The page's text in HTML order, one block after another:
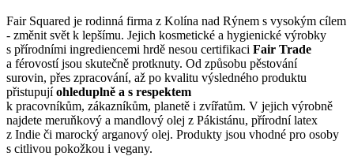
Fair Squared je rodinná firma z Kolína nad Rýnem s vysokým cílem
- změnit svět k lepšímu. Jejich kosmetické a hygienické výrobky
s přírodními ingrediencemi hrdě nesou certifikaci Fair Trade
a férovostí jsou skutečně protknuty. Od způsobu pěstování
surovin, přes zpracování, až po kvalitu výsledného produktu
přistupujíohleduplně a s respektem
k pracovníkům, zákazníkům, planetě i zvířatům. V jejich výrobně
najdete meruňkový a mandlový olej z Pákistánu, přírodní latex
z Indie či marocký arganový olej. Produkty jsou vhodné pro osoby
s citlivou pokožkou i vegany.